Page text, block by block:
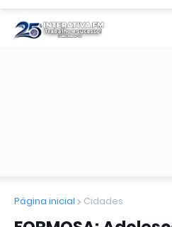
Página inicial Cidades